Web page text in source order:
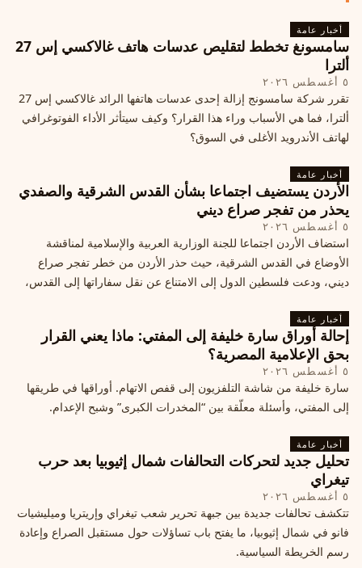
أخبار عامة
سامسونغ تخطط لتقليص عدسات هاتف غالاكسي إس 27
ألترا
٥ أغسطس ٢٠٢٦
تقرر شركة سامسونج إزالة إحدى عدسات هاتفها الرائد غالاكسي إس 27
ألترا، فما هي الأسباب وراء هذا القرار؟ وكيف سيتأثر الأداء الفوتوغرافي
لهاتف الأندرويد الأغلى في السوق؟
أخبار عامة
الأردن يستضيف اجتماعا بشأن القدس الشرقية والصفدي
يحذر من تفجر صراع ديني
٥ أغسطس ٢٠٢٦
استضاف الأردن اجتماعا للجنة الوزارية العربية والإسلامية لمناقشة
الأوضاع في القدس الشرقية، حيث حذر الأردن من خطر تفجر صراع
ديني، ودعت فلسطين الدول إلى الامتناع عن نقل سفاراتها إلى القدس،
أخبار عامة
إحالة أوراق سارة خليفة إلى المفتي: ماذا يعني القرار
بحق الإعلامية المصرية؟
٥ أغسطس ٢٠٢٦
سارة خليفة من شاشة التلفزيون إلى قفص الاتهام. أوراقها في طريقها
إلى المفتي، وأسئلة معلّقة بين “المخدرات الكبرى” وشبح الإعدام.
أخبار عامة
تحليل جديد لتحركات التحالفات شمال إثيوبيا بعد حرب
تيغراي
٥ أغسطس ٢٠٢٦
تتكشف تحالفات جديدة بين جبهة تحرير شعب تيغراي وإريتريا وميليشيات
فانو في شمال إثيوبيا، ما يفتح باب تساؤلات حول مستقبل الصراع وإعادة
رسم الخريطة السياسية.